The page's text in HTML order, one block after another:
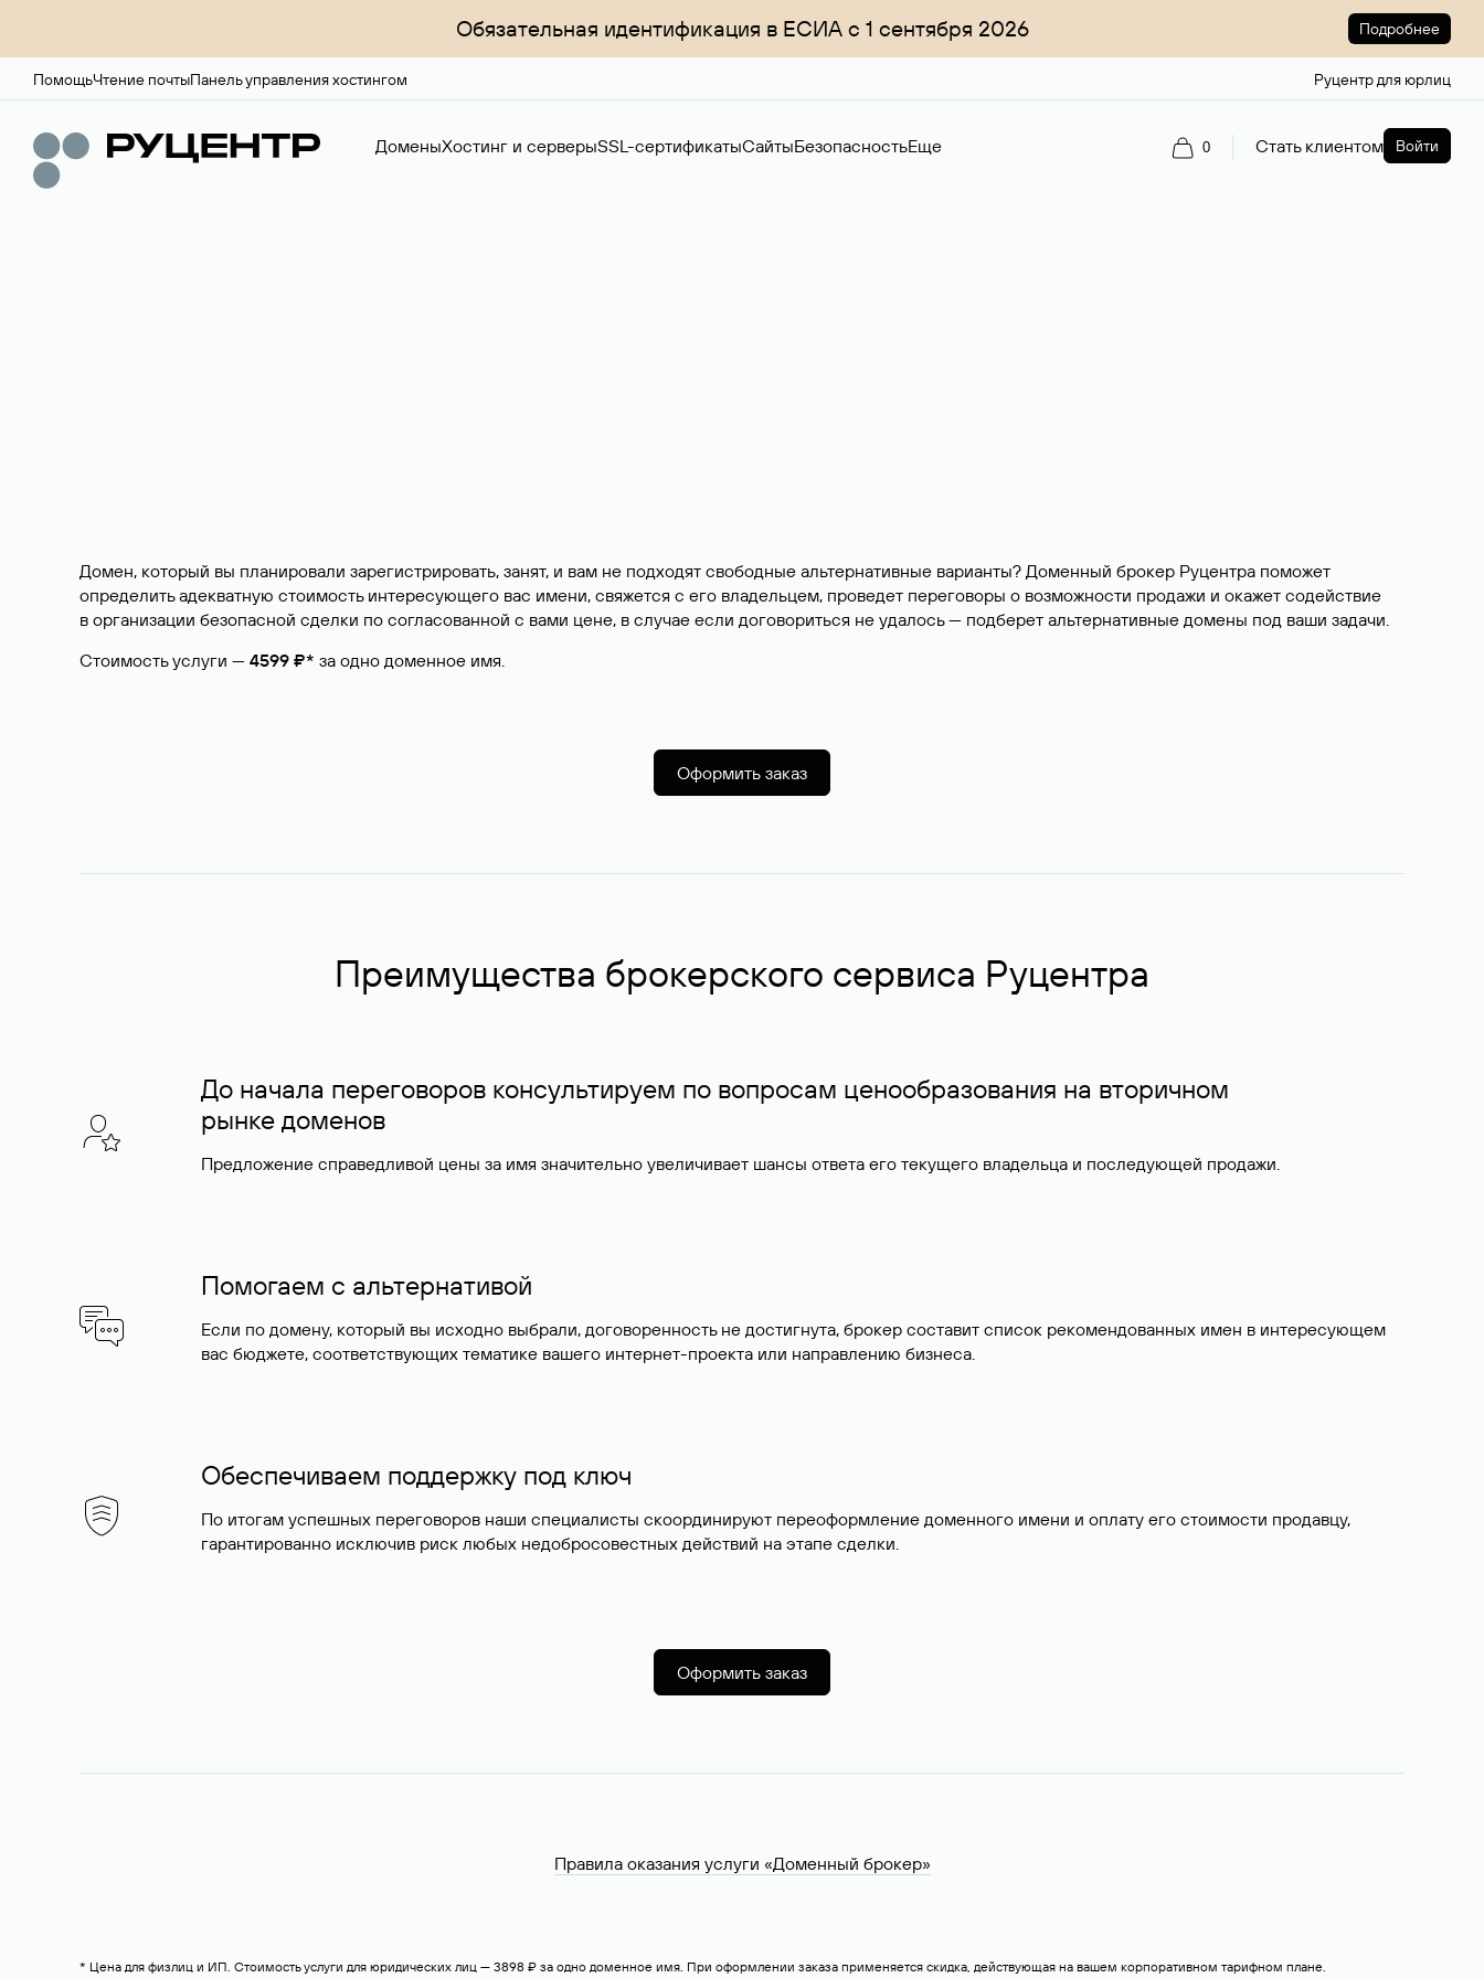
Обязательная идентификация в ЕСИА с 1 сентября 2026 Подробнее
ПомощьЧтение почтыПанель управления хостингом Руцентр для юрлиц
ДоменыХостинг и серверыSSL-сертификатыСайтыБезопасностьЕще 0 Стать клиентом Войти
Домен, который вы планировали зарегистрировать, занят, и вам не подходят свободные альтернативные варианты? Доменный брокер Руцентра поможет
определить адекватную стоимость интересующего вас имени, свяжется с его владельцем, проведет переговоры о возможности продажи и окажет содействие
в организации безопасной сделки по согласованной с вами цене, в случае если договориться не удалось — подберет альтернативные домены под ваши задачи.
Стоимость услуги — 4599 ₽* за одно доменное имя.
Оформить заказ
Преимущества брокерского сервиса Руцентра
До начала переговоров консультируем по вопросам ценообразования на вторичном
рынке доменов
Предложение справедливой цены за имя значительно увеличивает шансы ответа его текущего владельца и последующей продажи.
Помогаем с альтернативой
Если по домену, который вы исходно выбрали, договоренность не достигнута, брокер составит список рекомендованных имен в интересующем
вас бюджете, соответствующих тематике вашего интернет-проекта или направлению бизнеса.
Обеспечиваем поддержку под ключ
По итогам успешных переговоров наши специалисты скоординируют переоформление доменного имени и оплату его стоимости продавцу,
гарантированно исключив риск любых недобросовестных действий на этапе сделки.
Оформить заказ
Правила оказания услуги «Доменный брокер»
* Цена для физлиц и ИП. Стоимость услуги для юридических лиц — 3898 ₽ за одно доменное имя. При оформлении заказа применяется скидка, действующая на вашем корпоративном тарифном плане.